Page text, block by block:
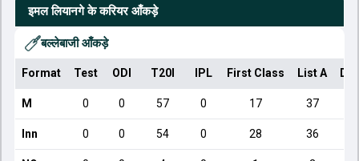
इमल लियानगे के करियर आँकड़े
बल्लेबाजी आँकड़े
Format Test ODI T20I IPL First Class List A
M 0 0 57 0 17 37
Inn 0 0 54 0 28 36